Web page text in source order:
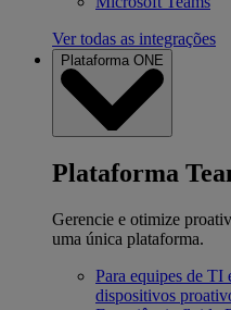
Ver todas as integrações
Plataforma ONE
Plataforma
Gerencie e otimize
uma única plataforma.
Para equipes de TI
dispositivos